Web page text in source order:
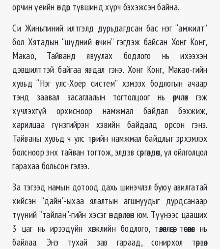
орчин үеийн өндөр түвшинд хүрч бэхэжсэн байна.
Си Жиньпиний илтгэлд дурьдагдсан бас нэг “амжилт”
бол Хятадын “шүдний өвчин” гэгдэж байсан Хонг Конг,
Макао, Тайванд явуулах бодлого нь ихээхэн
дэвшилттэй байгаа явдал гэнэ. Хонг Конг, Макао-гийн
хувьд “Нэг улс-Хоёр систем” хэмээх бодлогын ачаар
тэнд заавал засаглалын тогтолцоог нь өөрчлөх гэж
хүчлэхгүй орхисноор намжмал байдал бэхжиж,
харилцаа гүнзгийрэн хэвийн байдалд орсон гэнэ.
Тайваны хувьд ч улс төрийн намжмал байдлыг эрхэмлэх
болсноор энх тайван тогтож, элдэв сөргөлдөөн, үл ойлголцол
гарахаа больсон гэлээ.
За тэгээд намын дотоод дахь шинэчлэл буюу авилгатай
хийсэн “дайн”-ыхаа ялалтын агшнуудыг дурдсанаар
түүний “тайлан”-гийн хэсэг өндөрлөсөн юм. Түүнээс цааших
3 цаг нь ирээдүйн хөгжлийн бодлого, төлөвлөгөө, төсөөлөл нь
байлаа. Энэ тухай зав гараад, сонирхол төрвөл